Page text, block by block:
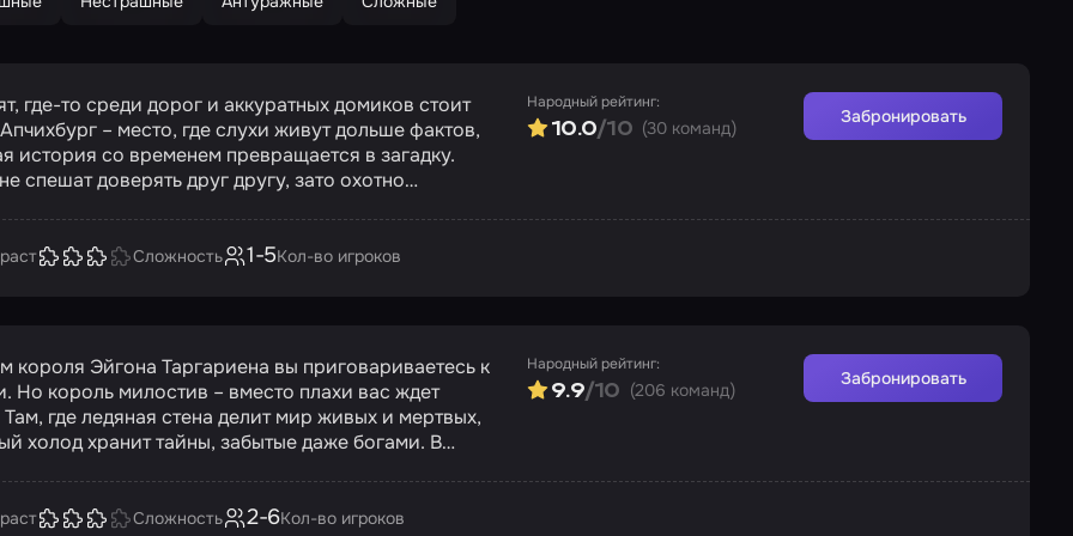
Сложность Кол-во игроков
1-5
Народный рейтинг:
10.0/10 (30 команд)
где-то среди дорог и аккуратных домиков стоит
– место, где слухи живут дольше фактов,
история со временем превращается в загадку.
спешат доверять друг другу, зато охотно
что-то необычное, другие считают, что всему
маршрут. Разобраться на месте они не смогли –
вызвали на другое дело. Расследование
незавершенным, а вместо себя они пригласили
И чтобы у вас были шансы докопаться до
рядом будет их лучший детектив, который уже
обстановку и отметить самые
детали. В вашем распоряжении
Забронировать
Сложность Кол-во игроков
2-6
Народный рейтинг:
9.9/10 (206 команд)
короля Эйгона Таргариена вы приговариваетесь к
Но король милостив – вместо плахи вас ждет
где ледяная стена делит мир живых и мертвых,
холод хранит тайны, забытые даже богами. В
из-за стены. Говорят, душа Азора Ахая –
Забронировать